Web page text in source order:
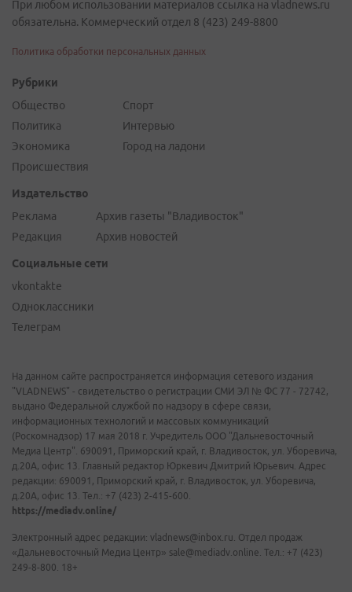
При любом использовании материалов ссылка на vladnews.ru
обязательна. Коммерческий отдел 8 (423) 249-8800
Политика обработки персональных данных
Рубрики
Общество
Политика
Экономика
Происшествия
Спорт
Интервью
Город на ладони
Издательство
Реклама
Редакция
Архив газеты "Владивосток"
Архив новостей
Социальные сети
vkontakte
Одноклассники
Телеграм
На данном сайте распространяется информация сетевого издания
"VLADNEWS" - свидетельство о регистрации СМИ ЭЛ № ФС 77 - 72742,
выдано Федеральной службой по надзору в сфере связи,
информационных технологий и массовых коммуникаций
(Роскомнадзор) 17 мая 2018 г. Учредитель ООО "Дальневосточный
Медиа Центр". 690091, Приморский край, г. Владивосток, ул. Уборевича,
д.20А, офис 13. Главный редактор Юркевич Дмитрий Юрьевич. Адрес
редакции: 690091, Приморский край, г. Владивосток, ул. Уборевича,
д.20А, офис 13. Тел.: +7 (423) 2-415-600.
https://mediadv.online/
Электронный адрес редакции: vladnews@inbox.ru. Отдел продаж
«Дальневосточный Медиа Центр» sale@mediadv.online. Тел.: +7 (423)
249-8-800. 18+